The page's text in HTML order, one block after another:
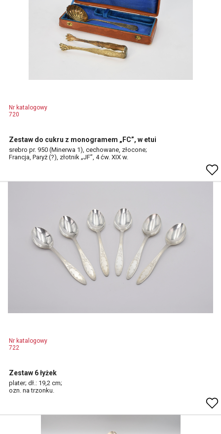
Nr katalogowy
720
Zestaw do cukru z monogramem „FC”, w etui
srebro pr. 950 (Minerwa 1), cechowane, złocone;
Francja, Paryż (?), złotnik „JF”, 4 ćw. XIX w.
Nr katalogowy
722
Zestaw 6 łyżek
plater; dł.: 19,2 cm;
ozn. na trzonku.